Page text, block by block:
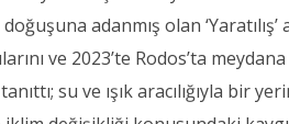
adanmış olan
ve 2023’te Rodos’ta meydana
su ve ışık aracılığıyla bir